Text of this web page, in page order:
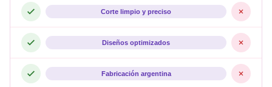
Corte limpio y preciso
Diseños optimizados
Fabricación argentina